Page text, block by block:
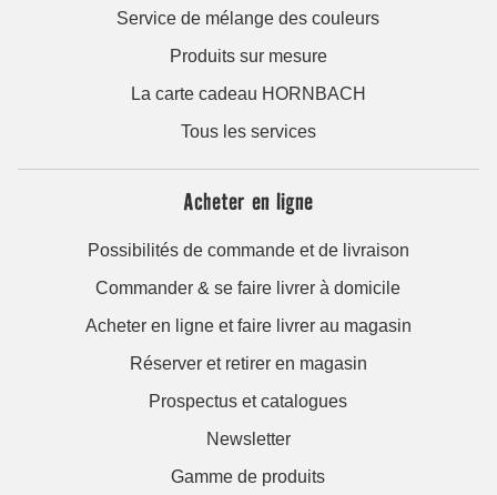
Service de mélange des couleurs
Produits sur mesure
La carte cadeau HORNBACH
Tous les services
Acheter en ligne
Possibilités de commande et de livraison
Commander & se faire livrer à domicile
Acheter en ligne et faire livrer au magasin
Réserver et retirer en magasin
Prospectus et catalogues
Newsletter
Gamme de produits